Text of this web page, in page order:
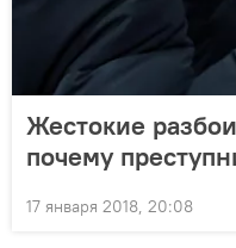
Жестокие
почему
17 января 2018, 20:08